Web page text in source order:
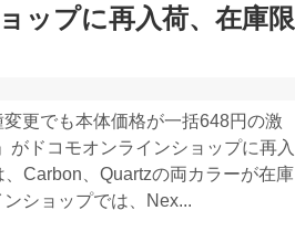
ップに再入荷、在庫限
更でも本体価格が一括648円の激
ドコモオンラインショップに再入
Carbon、Quartzの両カラーが在庫
ショップでは、Nex...